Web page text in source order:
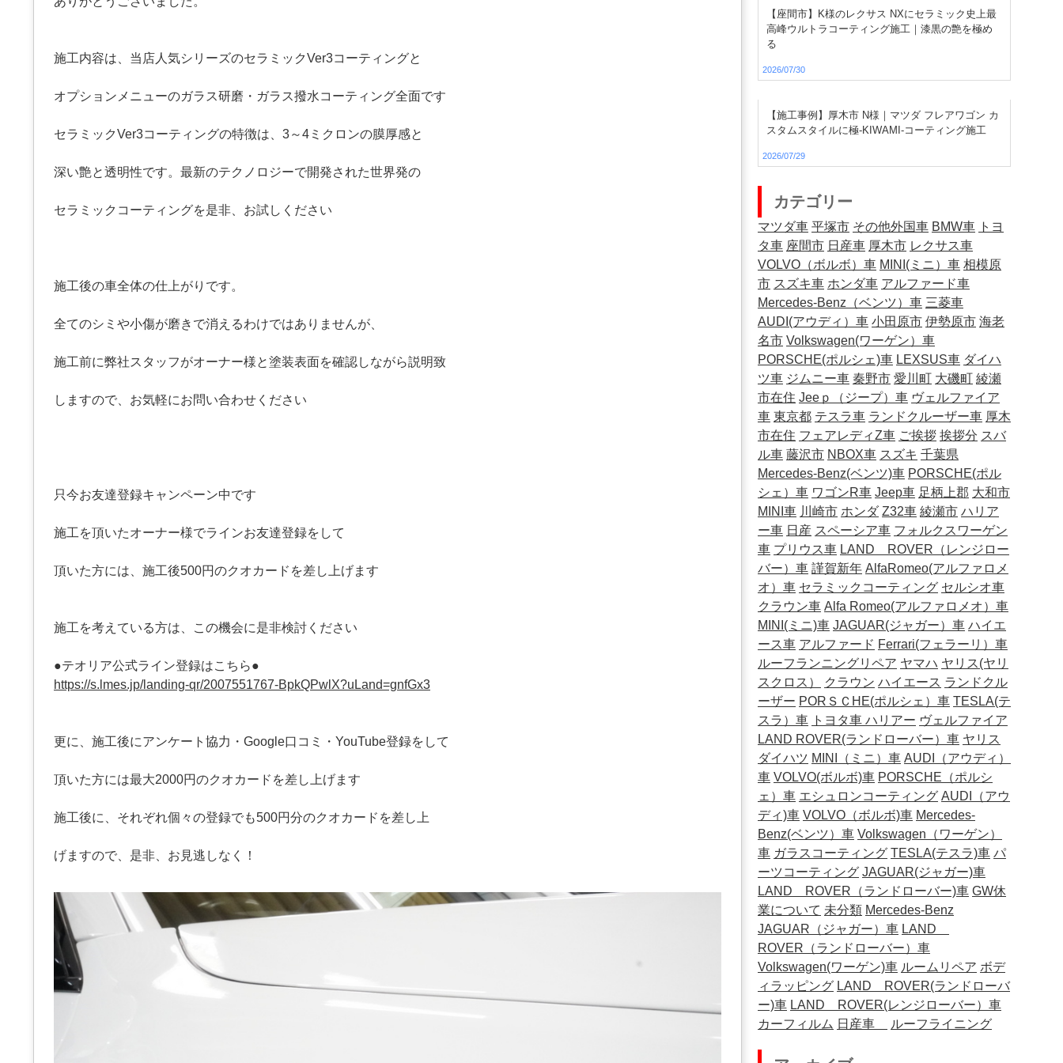
施工内容は、当店人気シリーズのセラミックVer3コーティングと
オプションメニューのガラス研磨・ガラス撥水コーティング全面です
セラミックVer3コーティングの特徴は、3～4ミクロンの膜厚感と
深い艶と透明性です。最新のテクノロジーで開発された世界発の
セラミックコーティングを是非、お試しください
施工後の車全体の仕上がりです。
全てのシミや小傷が磨きで消えるわけではありませんが、
施工前に弊社スタッフがオーナー様と塗装表面を確認しながら説明致
しますので、お気軽にお問い合わせください
只今お友達登録キャンペーン中です
施工を頂いたオーナー様でラインお友達登録をして
頂いた方には、施工後500円のクオカードを差し上げます
施工を考えている方は、この機会に是非検討ください
●テオリア公式ライン登録はこちら●
https://s.lmes.jp/landing-qr/2007551767-BpkQPwlX?uLand=gnfGx3
更に、施工後にアンケート協力・Google口コミ・YouTube登録をして
頂いた方には最大2000円のクオカードを差し上げます
施工後に、それぞれ個々の登録でも500円分のクオカードを差し上
げますので、是非、お見逃しなく！
【座間市】K様のレクサス NXにセラミック史上最
高峰ウルトラコーティング施工｜漆黒の艶を極め
る
2026/07/30
【施工事例】厚木市 N様｜マツダ フレアワゴン カ
スタムスタイルに極-KIWAMI-コーティング施工
2026/07/29
カテゴリー
マツダ車 平塚市 その他外国車 BMW車 トヨ
タ車 座間市 日産車 厚木市 レクサス車
VOLVO（ボルボ）車 MINI(ミニ）車 相模原
市 スズキ車 ホンダ車 アルファード車
Mercedes-Benz（ベンツ）車 三菱車
AUDI(アウディ）車 小田原市 伊勢原市 海老
名市 Volkswagen(ワーゲン）車
PORSCHE(ポルシェ)車 LEXSUS車 ダイハ
ツ車 ジムニー車 秦野市 愛川町 大磯町 綾瀬
市在住 Jeeｐ（ジープ）車 ヴェルファイア
車 東京都 テスラ車 ランドクルーザー車 厚木
市在住 フェアレディZ車 ご挨拶 挨拶分 スバ
ル車 藤沢市 NBOX車 スズキ 千葉県
Mercedes-Benz(ベンツ)車 PORSCHE(ポル
シェ）車 ワゴンR車 Jeep車 足柄上郡 大和市
MINI車 川崎市 ホンダ Z32車 綾瀬市 ハリア
ー車 日産 スペーシア車 フォルクスワーゲン
車 プリウス車 LAND ROVER（レンジロー
バー）車 謹賀新年 AlfaRomeo(アルファロメ
オ）車 セラミックコーティング セルシオ車
クラウン車 Alfa Romeo(アルファロメオ）車
MINI(ミニ)車 JAGUAR(ジャガー）車 ハイエ
ース車 アルファード Ferrari(フェラーリ）車
ルーフランニングリペア ヤマハ ヤリス(ヤリ
スクロス）
クラウン ハイエース ランドクル
ーザー PORＳＣHE(ポルシェ）車 TESLA(テ
スラ）車 トヨタ車 ハリアー ヴェルファイア
LAND ROVER(ランドローバー）車 ヤリス
ダイハツ MINI（ミニ）車 AUDI（アウディ）
車 VOLVO(ボルボ)車 PORSCHE（ポルシ
ェ）車 エシュロンコーティング AUDI（アウ
ディ)車 VOLVO（ボルボ)車 Mercedes-
Benz(ベンツ）車 Volkswagen（ワーゲン）
車 ガラスコーティング TESLA(テスラ)車 パ
ーツコーティング JAGUAR(ジャガー)車
LAND ROVER（ランドローバー)車 GW休
業について 未分類 Mercedes-Benz
JAGUAR（ジャガー）車 LAND
ROVER（ランドローバー）車
Volkswagen(ワーゲン)車 ルームリペア ボデ
ィラッピング LAND ROVER(ランドローバ
ー)車 LAND ROVER(レンジローバー）車
カーフィルム 日産車 ルーフライニング